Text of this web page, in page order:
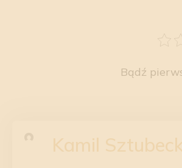
Bądź
Kamil